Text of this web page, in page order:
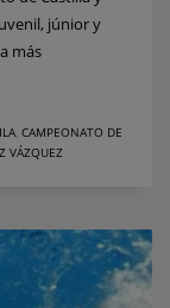
júnior y
más
CAMPEONATO DE
VÁZQUEZ